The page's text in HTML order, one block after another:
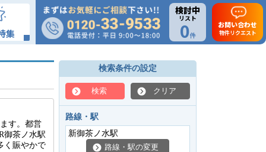
集
検討中
リスト
0件
お問い合わせ
物件リクエスト
す。都営
御茶ノ水駅
く賑やかで
検索条件の設定
検索 クリア
路線・駅
新御茶ノ水駅
路線・駅の変更